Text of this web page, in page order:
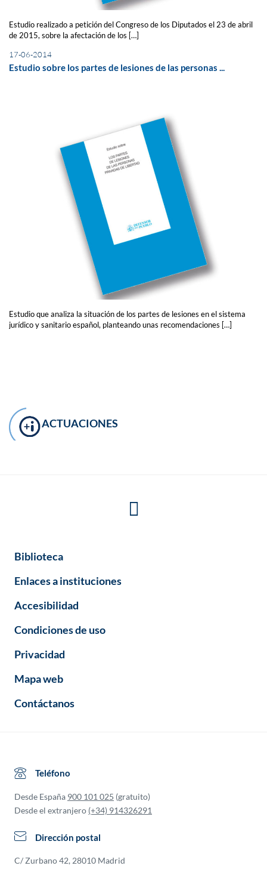
Estudio realizado a petición del Congreso de los Diputados el 23 de abril
de 2015, sobre la afectación de los […]
17-06-2014
Estudio sobre los partes de lesiones de las personas ...
Estudio que analiza la situación de los partes de lesiones en el sistema
jurídico y sanitario español, planteando unas recomendaciones […]
ACTUACIONES
Biblioteca
Enlaces a instituciones
Accesibilidad
Condiciones de uso
Privacidad
Mapa web
Contáctanos
Teléfono
Desde España 900 101 025 (gratuito)
Desde el extranjero (+34) 914326291
Dirección postal
C/ Zurbano 42, 28010 Madrid